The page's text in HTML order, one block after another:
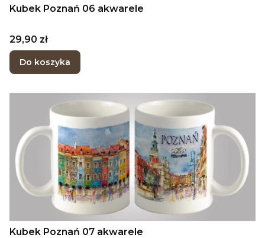
Kubek Poznań 06 akwarele
Cena
29,90 zł
Do koszyka
Kubek Poznań 07 akwarele